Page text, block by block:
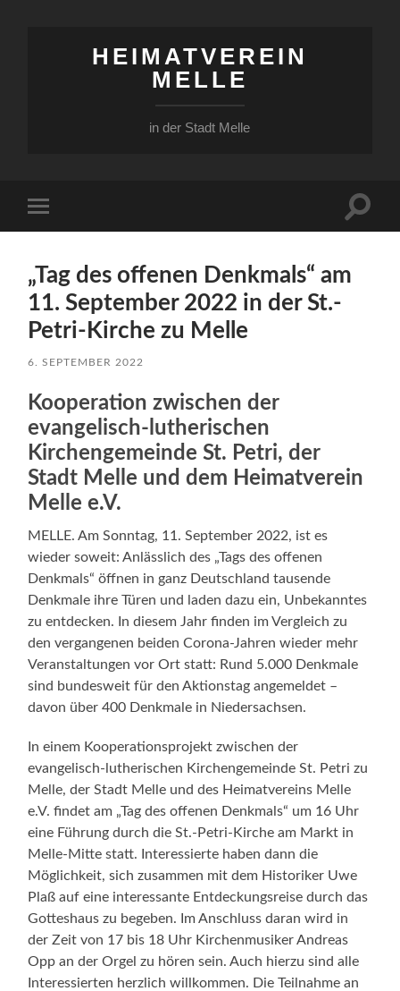
HEIMATVEREIN
MELLE
in der Stadt Melle
Menü
„Tag des offenen Denkmals“ am
11. September 2022 in der St.-
Petri-Kirche zu Melle
6. SEPTEMBER 2022
Kooperation zwischen der
evangelisch-lutherischen
Kirchengemeinde St. Petri, der
Stadt Melle und dem Heimatverein
Melle e.V.
MELLE. Am Sonntag, 11. September 2022, ist es
wieder soweit: Anlässlich des „Tags des offenen
Denkmals“ öffnen in ganz Deutschland tausende
Denkmale ihre Türen und laden dazu ein, Unbekanntes
zu entdecken. In diesem Jahr finden im Vergleich zu
den vergangenen beiden Corona-Jahren wieder mehr
Veranstaltungen vor Ort statt: Rund 5.000 Denkmale
sind bundesweit für den Aktionstag angemeldet –
davon über 400 Denkmale in Niedersachsen.
In einem Kooperationsprojekt zwischen der
evangelisch-lutherischen Kirchengemeinde St. Petri zu
Melle, der Stadt Melle und des Heimatvereins Melle
e.V. findet am „Tag des offenen Denkmals“ um 16 Uhr
eine Führung durch die St.-Petri-Kirche am Markt in
Melle-Mitte statt. Interessierte haben dann die
Möglichkeit, sich zusammen mit dem Historiker Uwe
Plaß auf eine interessante Entdeckungsreise durch das
Gotteshaus zu begeben. Im Anschluss daran wird in
der Zeit von 17 bis 18 Uhr Kirchenmusiker Andreas
Opp an der Orgel zu hören sein. Auch hierzu sind alle
Interessierten herzlich willkommen. Die Teilnahme an